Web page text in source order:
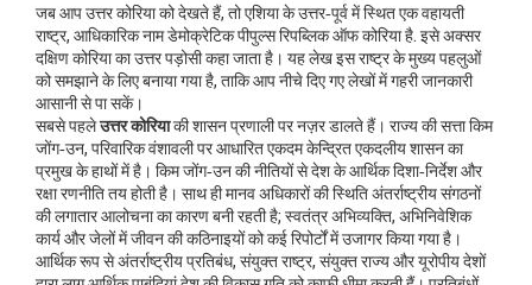
जब आपउत्तर कोरियाको देखते हैं, तोएशिया के उत्तर‑पूर्व में स्थित एक वहायती
राष्ट्र, आधिकारिक नाम डेमोक्रेटिक पीपुल्स रिपब्लिक ऑफ कोरिया है. इसे अक्सर
दक्षिण कोरिया का उत्तर पड़ोसीकहा जाता है। यह लेख इस राष्ट्र के मुख्य पहलुओं
को समझाने के लिए बनाया गया है, ताकि आप नीचे दिए गए लेखों में गहरी जानकारी
आसानी से पा सकें।
सबसे पहलेउत्तर कोरियाकी शासन प्रणाली पर नज़र डालते हैं। राज्य की सत्ताकिम
जोंग‑उन, परिवारिक वंशावली पर आधारित एकदम केन्द्रित एकदलीय शासन का
प्रमुखके हाथों में है। किम जोंग‑उन की नीतियों से देश के आर्थिक दिशा‑निर्देश और
रक्षा रणनीति तय होती है। साथ ही मानव अधिकारों की स्थिति अंतर्राष्ट्रीय संगठनों
की लगातार आलोचना का कारण बनी रहती है; स्वतंत्र अभिव्यक्ति, अभिनिवेशिक
कार्य और जेलों में जीवन की कठिनाइयों को कई रिपोर्टों में उजागर किया गया है।
आर्थिक रूप सेअंतर्राष्ट्रीय प्रतिबंध, संयुक्त राष्ट्र, संयुक्त राज्य और यूरोपीय देशों